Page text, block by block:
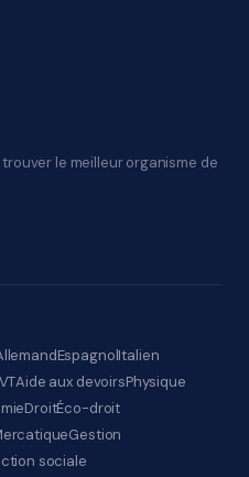
le meilleur organisme de
EspagnolItalien
Aide aux devoirsPhysique
DroitÉco-droit
Gestion
sociale